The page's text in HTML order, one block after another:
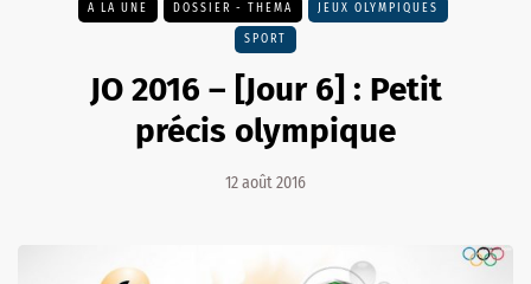
A LA UNE DOSSIER - THEMA JEUX OLYMPIQUES
SPORT
JO 2016 – [Jour 6] : Petit
précis olympique
12 août 2016